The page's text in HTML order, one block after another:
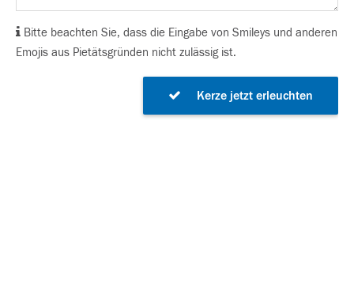
Bitte beachten Sie, dass die Eingabe von Smileys und anderen
Emojis aus Pietätsgründen nicht zulässig ist.
Kerze jetzt erleuchten